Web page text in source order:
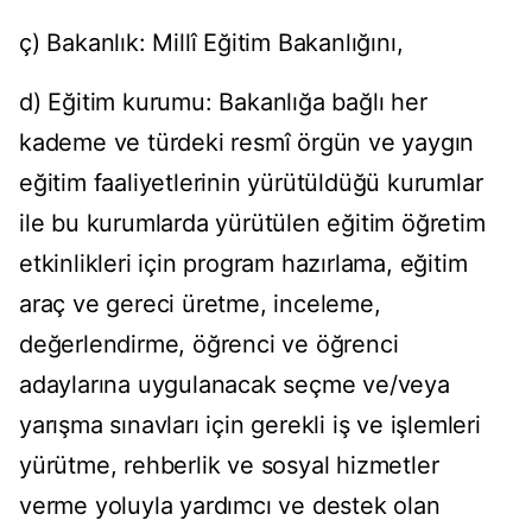
ç) Bakanlık: Millî Eğitim Bakanlığını,
d) Eğitim kurumu: Bakanlığa bağlı her
kademe ve türdeki resmî örgün ve yaygın
eğitim faaliyetlerinin yürütüldüğü kurumlar
ile bu kurumlarda yürütülen eğitim öğretim
etkinlikleri için program hazırlama, eğitim
araç ve gereci üretme, inceleme,
değerlendirme, öğrenci ve öğrenci
adaylarına uygulanacak seçme ve/veya
yarışma sınavları için gerekli iş ve işlemleri
yürütme, rehberlik ve sosyal hizmetler
verme yoluyla yardımcı ve destek olan